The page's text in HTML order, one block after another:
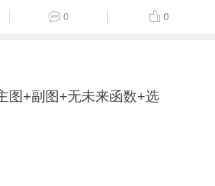
0 0
图+副图+无未来函数+选